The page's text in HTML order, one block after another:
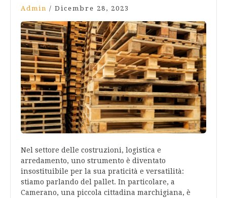
Admin / Dicembre 28, 2023
Nel settore delle costruzioni, logistica e
arredamento, uno strumento è diventato
insostituibile per la sua praticità e versatilità:
stiamo parlando del pallet. In particolare, a
Camerano, una piccola cittadina marchigiana, è